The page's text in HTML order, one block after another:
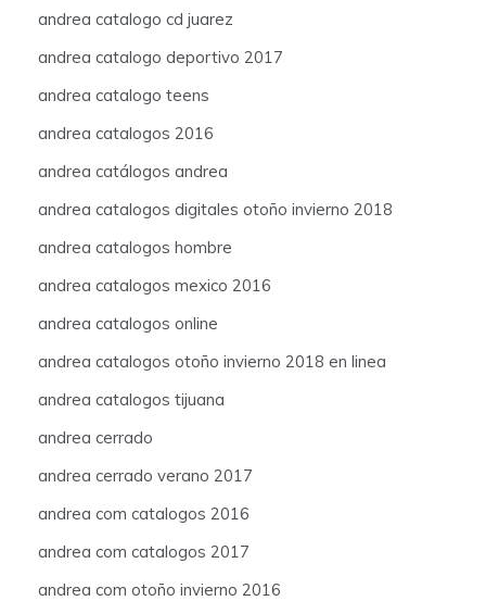
andrea catalogo cd juarez
andrea catalogo deportivo 2017
andrea catalogo teens
andrea catalogos 2016
andrea catálogos andrea
andrea catalogos digitales otoño invierno 2018
andrea catalogos hombre
andrea catalogos mexico 2016
andrea catalogos online
andrea catalogos otoño invierno 2018 en linea
andrea catalogos tijuana
andrea cerrado
andrea cerrado verano 2017
andrea com catalogos 2016
andrea com catalogos 2017
andrea com otoño invierno 2016